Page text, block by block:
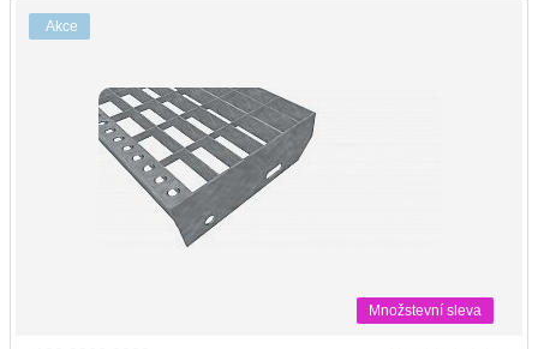
Akce
Množstevní sleva